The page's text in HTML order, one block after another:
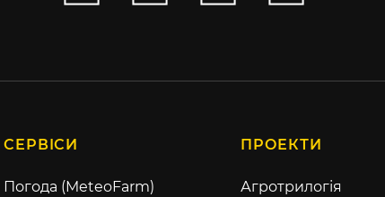
СЕРВІСИ
Погода (MeteoFarm)
ПРОЕКТИ
Агротрилогія